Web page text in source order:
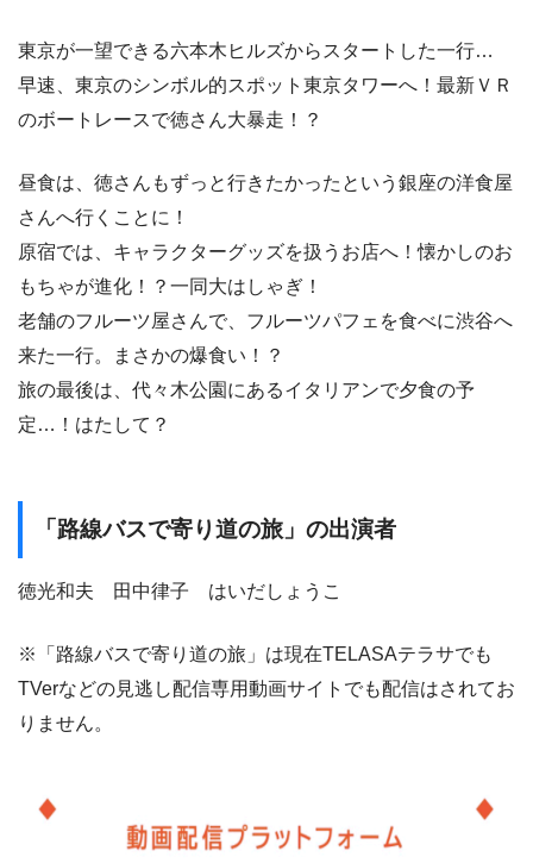
東京が一望できる六本木ヒルズからスタートした一行…
早速、東京のシンボル的スポット東京タワーへ！最新ＶＲ
のボートレースで徳さん大暴走！？
昼食は、徳さんもずっと行きたかったという銀座の洋食屋
さんへ行くことに！
原宿では、キャラクターグッズを扱うお店へ！懐かしのお
もちゃが進化！？一同大はしゃぎ！
老舗のフルーツ屋さんで、フルーツパフェを食べに渋谷へ
来た一行。まさかの爆食い！？
旅の最後は、代々木公園にあるイタリアンで夕食の予
定…！はたして？
「路線バスで寄り道の旅」の出演者
徳光和夫 田中律子 はいだしょうこ
※「路線バスで寄り道の旅」は現在TELASAテラサでも
TVerなどの見逃し配信専用動画サイトでも配信はされてお
りません。